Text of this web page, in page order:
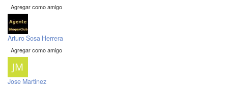
Agregar como amigo
Arturo Sosa Herrera
Agregar como amigo
Jose Martinez